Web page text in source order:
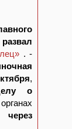
. -
,
о
через